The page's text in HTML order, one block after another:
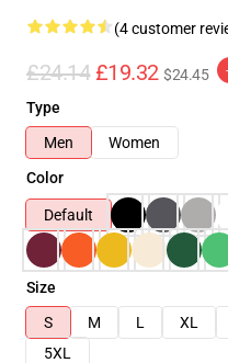
(4 customer
£24.14 £19.32 $24.45
Type
Men
Women
Color
Default
Size
S
M L XL
5XL